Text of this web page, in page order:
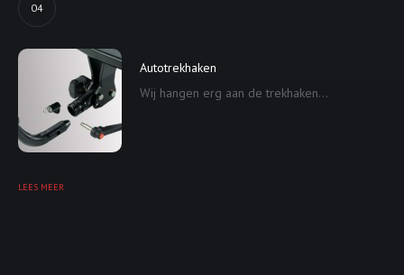
04
Autotrekhaken
Wij hangen erg aan de trekhaken...
LEES MEER